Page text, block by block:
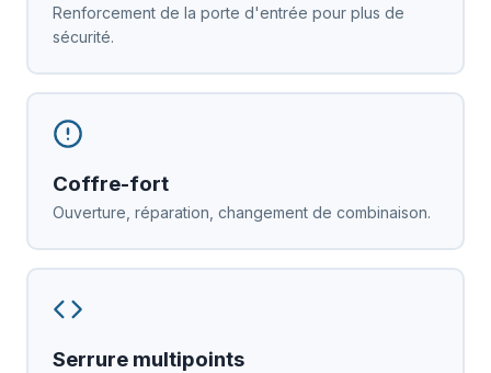
Renforcement de la porte d'entrée pour plus de
sécurité.
Coffre-fort
Ouverture, réparation, changement de combinaison.
Serrure multipoints